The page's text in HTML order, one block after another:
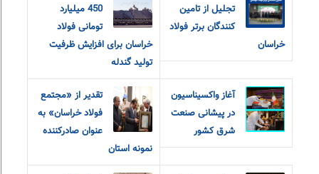
تجلیل از تامین
کنندگان برتر فولاد
خراسان
450 میلیارد
تومانی فولاد
خراسان برای افزایش ظرفیت
تولید گندله
آغاز واکسیناسیون
در پیشانی صنعت
شرق کشور
تقدیر از «مجتمع
فولاد خراسان» به
عنوان صادرکننده
نمونه استان